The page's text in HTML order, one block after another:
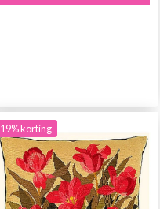
19% korting